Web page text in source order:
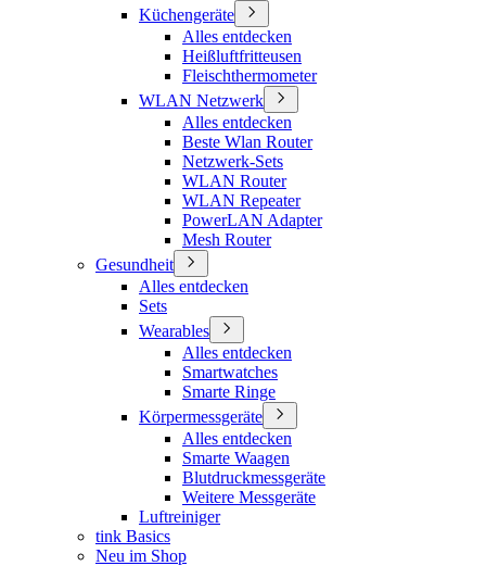
Küchengeräte
Alles entdecken
Heißluftfritteusen
Fleischthermometer
WLAN Netzwerk
Alles entdecken
Beste Wlan Router
Netzwerk-Sets
WLAN Router
WLAN Repeater
PowerLAN Adapter
Mesh Router
Gesundheit
Alles entdecken
Sets
Wearables
Alles entdecken
Smartwatches
Smarte Ringe
Körpermessgeräte
Alles entdecken
Smarte Waagen
Blutdruckmessgeräte
Weitere Messgeräte
Luftreiniger
tink Basics
Neu im Shop